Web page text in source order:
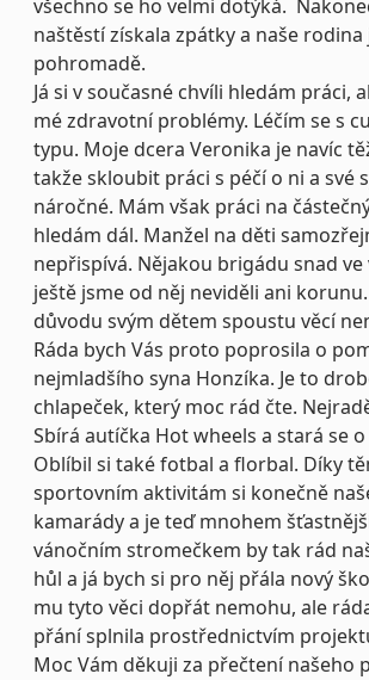
všechno se ho velmi dotýká.
naštěstí získala zpátky a naše rodina
pohromadě.
Já si v současné chvíli hledám práci,
mé zdravotní problémy. Léčím se s
typu. Moje dcera Veronika je navíc
takže skloubit práci s péčí o ni a své
náročné. Mám však práci na
hledám dál. Manžel na děti
nepřispívá. Nějakou brigádu snad ve
ještě jsme od něj neviděli ani
důvodu svým dětem spoustu věcí
Ráda bych Vás proto poprosila o
nejmladšího syna Honzíka. Je to
chlapeček, který moc rád čte.
Sbírá autíčka Hot wheels a stará se
Oblíbil si také fotbal a florbal. Díky
sportovním aktivitám si konečně
kamarády a je teď mnohem
vánočním stromečkem by tak rád
hůl a já bych si pro něj přála nový
mu tyto věci dopřát nemohu, ale
přání splnila prostřednictvím
Moc Vám děkuji za přečtení našeho